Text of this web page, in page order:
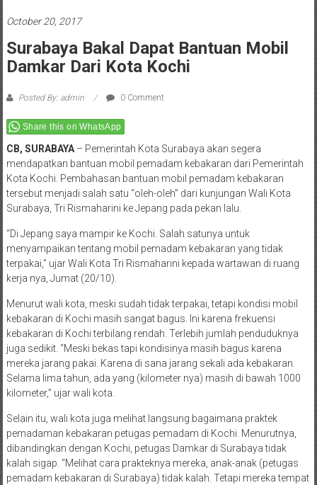
October 20, 2017
Surabaya Bakal Dapat Bantuan Mobil
Damkar Dari Kota Kochi
Posted By: admin 0 Comment
Share this on WhatsApp
CB, SURABAYA– Pemerintah Kota Surabaya akan segera
mendapatkan bantuan mobil pemadam kebakaran dari Pemerintah
Kota Kochi. Pembahasan bantuan mobil pemadam kebakaran
tersebut menjadi salah satu “oleh-oleh” dari kunjungan Wali Kota
Surabaya, Tri Rismaharini ke Jepang pada pekan lalu.
“Di Jepang saya mampir ke Kochi. Salah satunya untuk
menyampaikan tentang mobil pemadam kebakaran yang tidak
terpakai,” ujar Wali Kota Tri Rismaharini kepada wartawan di ruang
kerja nya, Jumat (20/10).
Menurut wali kota, meski sudah tidak terpakai, tetapi kondisi mobil
kebakaran di Kochi masih sangat bagus. Ini karena frekuensi
kebakaran di Kochi terbilang rendah. Terlebih jumlah penduduknya
juga sedikit. “Meski bekas tapi kondisinya masih bagus karena
mereka jarang pakai. Karena di sana jarang sekali ada kebakaran.
Selama lima tahun, ada yang (kilometer nya) masih di bawah 1000
kilometer,” ujar wali kota.
Selain itu, wali kota juga melihat langsung bagaimana praktek
pemadaman kebakaran petugas pemadam di Kochi. Menurutnya,
dibandingkan dengan Kochi, petugas Damkar di Surabaya tidak
kalah sigap. “Melihat cara prakteknya mereka, anak-anak (petugas
pemadam kebakaran di Surabaya) tidak kalah. Tetapi mereka tempat